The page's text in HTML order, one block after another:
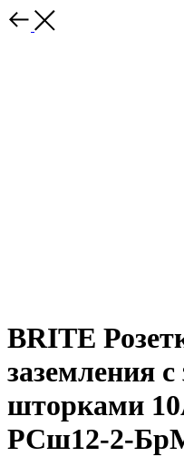
BRITE
заземления
шторками
РСш12-2-